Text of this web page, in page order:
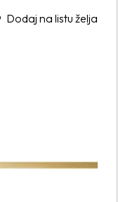
Dodaj na listu želja